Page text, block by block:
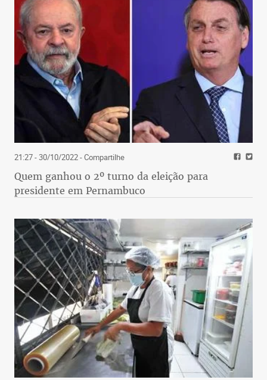
21:27 - 30/10/2022- Compartilhe
Quem ganhou o 2º turno da eleição para
presidente em Pernambuco